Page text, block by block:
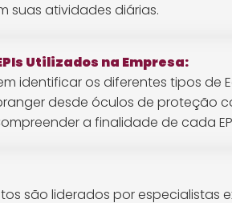
suas atividades diárias.
Utilizados na Empresa:
identificar os diferentes tipos de
desde óculos de proteção
a finalidade de cada
são liderados por